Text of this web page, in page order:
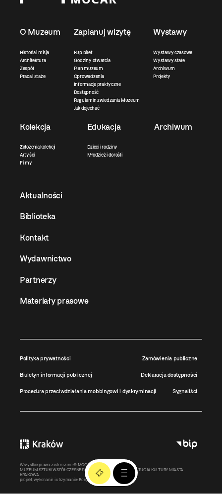
O Muzeum
Historia i misja
Architektura
Zespół
Praca i staże
Zaplanuj wizytę
Kup bilet
Godziny otwarcia
Plan muzeum
Oprowadzenia
Informacje praktyczne
Dostępność
Regulamin zwiedzania Muzeum
Jak dojechać
Wystawy
Wystawy czasowe
Wystawy stałe
Archiwum
Projekty
Kolekcja
Założenia kolekcji
Artyści
Filmy
Edukacja
Dzieci i rodziny
Młodzież i dorośli
Archiwum
Aktualności
Biblioteka
Kontakt
Wydawnictwo
Partnerzy
Materiały prasowe
Polityka prywatności Zamówienia publiczne
Biuletyn informacji publicznej Deklaracja dostępności
Procedura przeciwdziałania mobbingowi i dyskryminacji Sygnaliści
Wszystkie prawa zastrzeżone © MOCAK2011-2026
MUZEUM SZTUKI WSPÓŁCZESNEJ W KRAKOWIE MOCAK – INSTYTUCJA KULTURY MIASTA
KRAKOWA
projekt, wykonanie i utrzymanie: Bonjour.pl